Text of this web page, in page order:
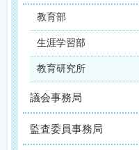
教育部
生涯学習部
教育研究所
議会事務局
監査委員事務局